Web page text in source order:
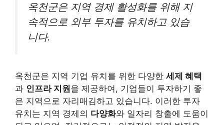
옥천군은 지역 경제 활성화를 위해 지
속적으로 외부 투자를 유치하고 있습
니다.
옥천군은 지역 기업 유치를 위한 다양한 세제 혜택
과 인프라 지원을 제공하여, 기업들이 투자하기 좋
은 지역으로 자리매김하고 있습니다. 이러한 투자
유치는 지역 경제의 다양화와 일자리 창출에 도움이